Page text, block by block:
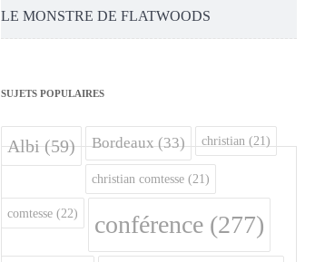
LE MONSTRE DE FLATWOODS
SUJETS POPULAIRES
Albi(59) Bordeaux(33) christian (21)
christian comtesse (21)
comtesse (22) conférence (277)